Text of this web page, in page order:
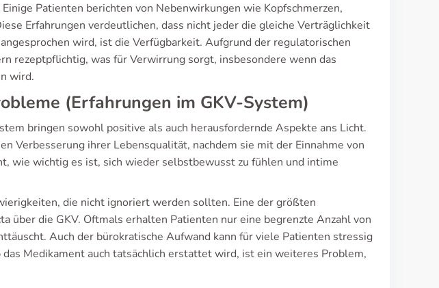
Patienten berichten von Nebenwirkungen wie Kopfschmerzen,
Erfahrungen verdeutlichen, dass nicht jeder die gleiche Verträglichkeit
wird, ist die Verfügbarkeit. Aufgrund der regulatorischen
rezeptpflichtig, was für Verwirrung sorgt, insbesondere wenn das
wird.
(Erfahrungen im GKV-System)
bringen sowohl positive als auch herausfordernde Aspekte ans Licht.
Verbesserung ihrer Lebensqualität, nachdem sie mit der Einnahme von
wie wichtig es ist, sich wieder selbstbewusst zu fühlen und intime
die nicht ignoriert werden sollten. Eine der größten
über die GKV. Oftmals erhalten Patienten nur eine begrenzte Anzahl von
Auch der bürokratische Aufwand kann für viele Patienten stressig
Medikament auch tatsächlich erstattet wird, ist ein weiteres Problem,